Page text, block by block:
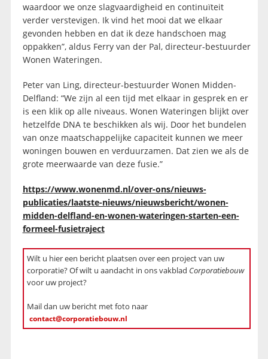
waardoor we onze slagvaardigheid en continuïteit
verder verstevigen. Ik vind het mooi dat we elkaar
gevonden hebben en dat ik deze handschoen mag
oppakken”, aldus Ferry van der Pal, directeur-bestuurder
Wonen Wateringen.
Peter van Ling, directeur-bestuurder Wonen Midden-
Delfland: “We zijn al een tijd met elkaar in gesprek en er
is een klik op alle niveaus. Wonen Wateringen blijkt over
hetzelfde DNA te beschikken als wij. Door het bundelen
van onze maatschappelijke capaciteit kunnen we meer
woningen bouwen en verduurzamen. Dat zien we als de
grote meerwaarde van deze fusie.”
https://www.wonenmd.nl/over-ons/nieuws-
publicaties/laatste-nieuws/nieuwsbericht/wonen-
midden-delfland-en-wonen-wateringen-starten-een-
formeel-fusietraject
Wilt u hier een bericht plaatsen over een project van uw
corporatie? Of wilt u aandacht in ons vakblad Corporatiebouw
voor uw project?
Mail dan uw bericht met foto naar
contact@corporatiebouw.nl